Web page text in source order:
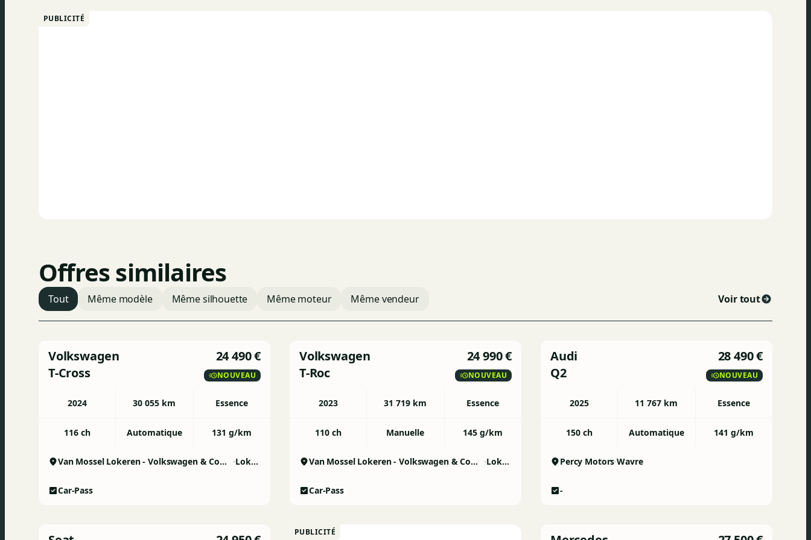
PUBLICITÉ
Offres similaires
Tout Même modèle Même silhouette Même moteur Même vendeur Voir tout
Volkswagen
T-Cross
24 490 €
NOUVEAU
2024 30 055 km Essence
116 ch Automatique 131 g/km
Van Mossel Lokeren - Volkswagen & Commercial Vehicles Lokeren
Car-Pass
Volkswagen
T-Roc
24 990 €
NOUVEAU
2023 31 719 km Essence
110 ch Manuelle 145 g/km
Van Mossel Lokeren - Volkswagen & Commercial Vehicles Lokeren
Car-Pass
Audi
Q2
28 490 €
NOUVEAU
2025 11 767 km Essence
150 ch Automatique 141 g/km
Percy Motors Wavre
-
PUBLICITÉ